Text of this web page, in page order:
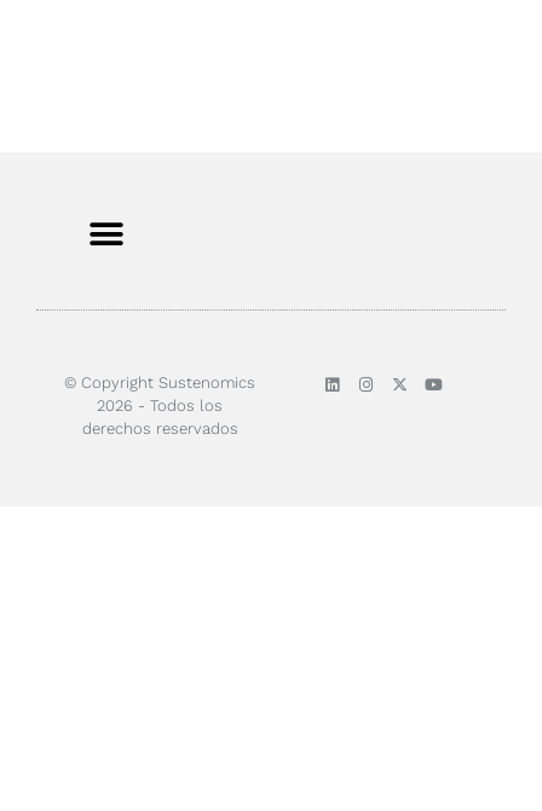
© Copyright Sustenomics
2026 - Todos los
derechos reservados